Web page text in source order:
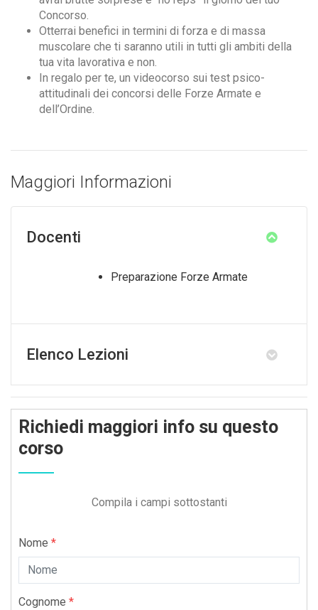
Concorso.
Otterrai benefici in termini di forza e di massa
muscolare che ti saranno utili in tutti gli ambiti della
tua vita lavorativa e non.
In regalo per te, un videocorso sui test psico-
attitudinali dei concorsi delle Forze Armate e
dell’Ordine.
Maggiori Informazioni
Docenti
Preparazione Forze Armate
Elenco Lezioni
Richiedi maggiori info su questo
corso
Compila i campi sottostanti
Nome *
Cognome *